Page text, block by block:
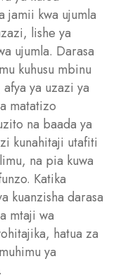
jamii kwa ujumla
lishe ya
ujumla. Darasa
kuhusu mbinu
ya uzazi ya
matatizo
na baada ya
kunahitaji utafiti
na pia kuwa
Katika
kuanzisha darasa
mtaji wa
hatua za
ya